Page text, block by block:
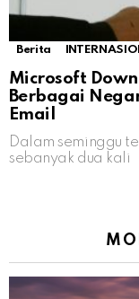
Berita
Microsoft
Berbagai
Email
Dalam seminggu
sebanyak dua kali